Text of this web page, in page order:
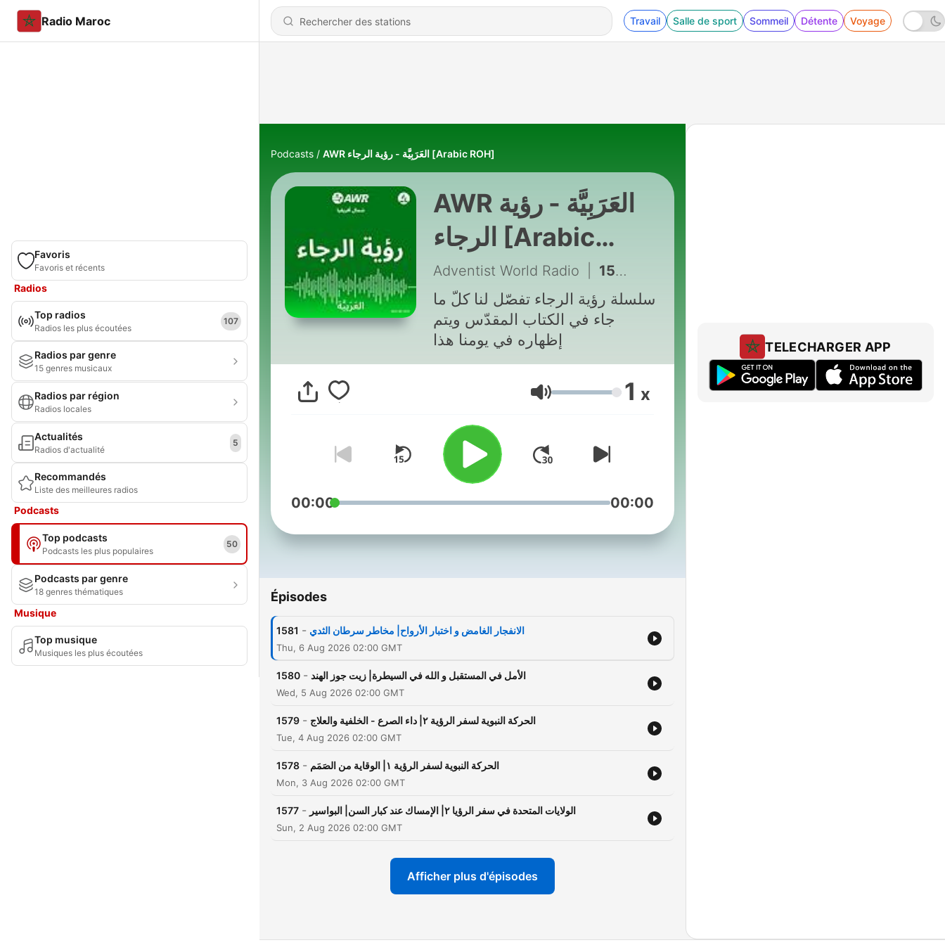
Radio Maroc Travail Salle de sport Sommeil Détente Voyage
Favoris
Favoris et récents
Radios
Top radios
Radios les plus écoutées
107
Radios par genre
15 genres musicaux
Radios par région
Radios locales
Actualités
Radios d'actualité
5
Recommandés
Liste des meilleures radios
Podcasts
Top podcasts
Podcasts les plus populaires
50
Podcasts par genre
18 genres thématiques
Musique
Top musique
Musiques les plus écoutées
Podcasts AWR العَرَبِيَّة - رؤية الرجاء [Arabic ROH]
AWR العَرَبِيَّة - رؤية
الرجاء [Arabic
ROH]
Adventist World Radio
سلسلة رؤية الرجاء تفصّل لنا كلّ ما
جاء في الكتاب المقدّس ويتم
إظهاره في يومنا هذا
Volume 1 x
00:00 00:00
Épisodes
1581 - الانفجار الغامض و اختبار الأرواح| مخاطر سرطان الثدي
Thu, 6 Aug 2026 02:00 GMT
1580 - الأمل في المستقبل و الله في السيطرة| زيت جوز الهند
Wed, 5 Aug 2026 02:00 GMT
1579 - الحركة النبوية لسفر الرؤية ٢| داء الصرع - الخلفية والعلاج
Tue, 4 Aug 2026 02:00 GMT
1578 - الحركة النبوية لسفر الرؤية ١| الوقاية من الصَمَم
Mon, 3 Aug 2026 02:00 GMT
1577 - الولايات المتحدة في سفر الرؤيا ٢| الإمساك عند كبار السن| البواسير
Sun, 2 Aug 2026 02:00 GMT
Afficher plus d'épisodes
TELECHARGER APP